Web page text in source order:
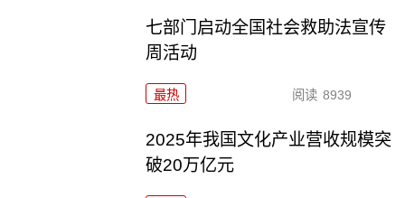
七部门启动全国社会救助法宣传
周活动
最热 阅读 8939
2025年我国文化产业营收规模突
破20万亿元